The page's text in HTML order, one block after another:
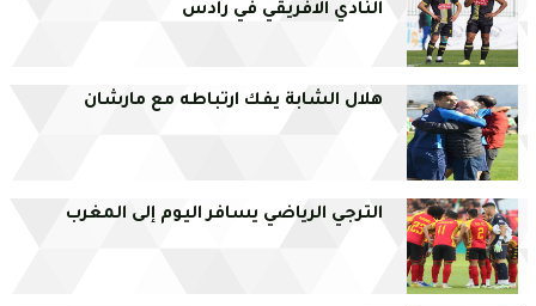
النادي الافريقي في رادس
هلال الشابة يفك ارتباطه مع مارشان
الترجي الرياضي يسافر اليوم إلى المغرب